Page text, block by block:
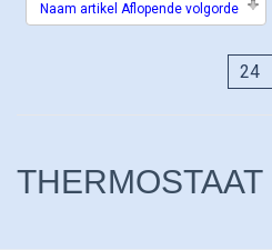
Naam artikel Aflopende volgorde
THERMOSTAAT